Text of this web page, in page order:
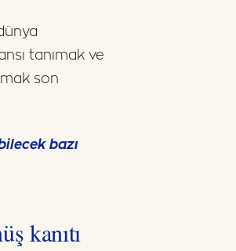
tanımak ve
son
bazı
kanıtı